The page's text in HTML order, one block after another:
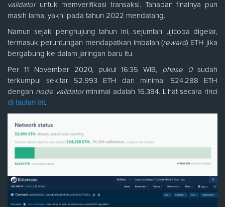
validator untuk memverifikasi transaksi. Tahapan finalnya pun
masih lama, yakni pada tahun 2022 mendatang.
Namun sejak penghujung tahun ini, sejumlah ujicoba digelar,
termasuk peruntungan mendapatkan imbalan (reward) ETH jika
bergabung ke dalam jaringan baru itu.
Per 11 November 2020, pukul 16:35 WIB, phase 0sudah
terkumpul sekitar 52.993 ETH dari minimal 524.288 ETH
dengan node validatorminimal adalah 16.384. Lihat secara rinci
di tautan ini.